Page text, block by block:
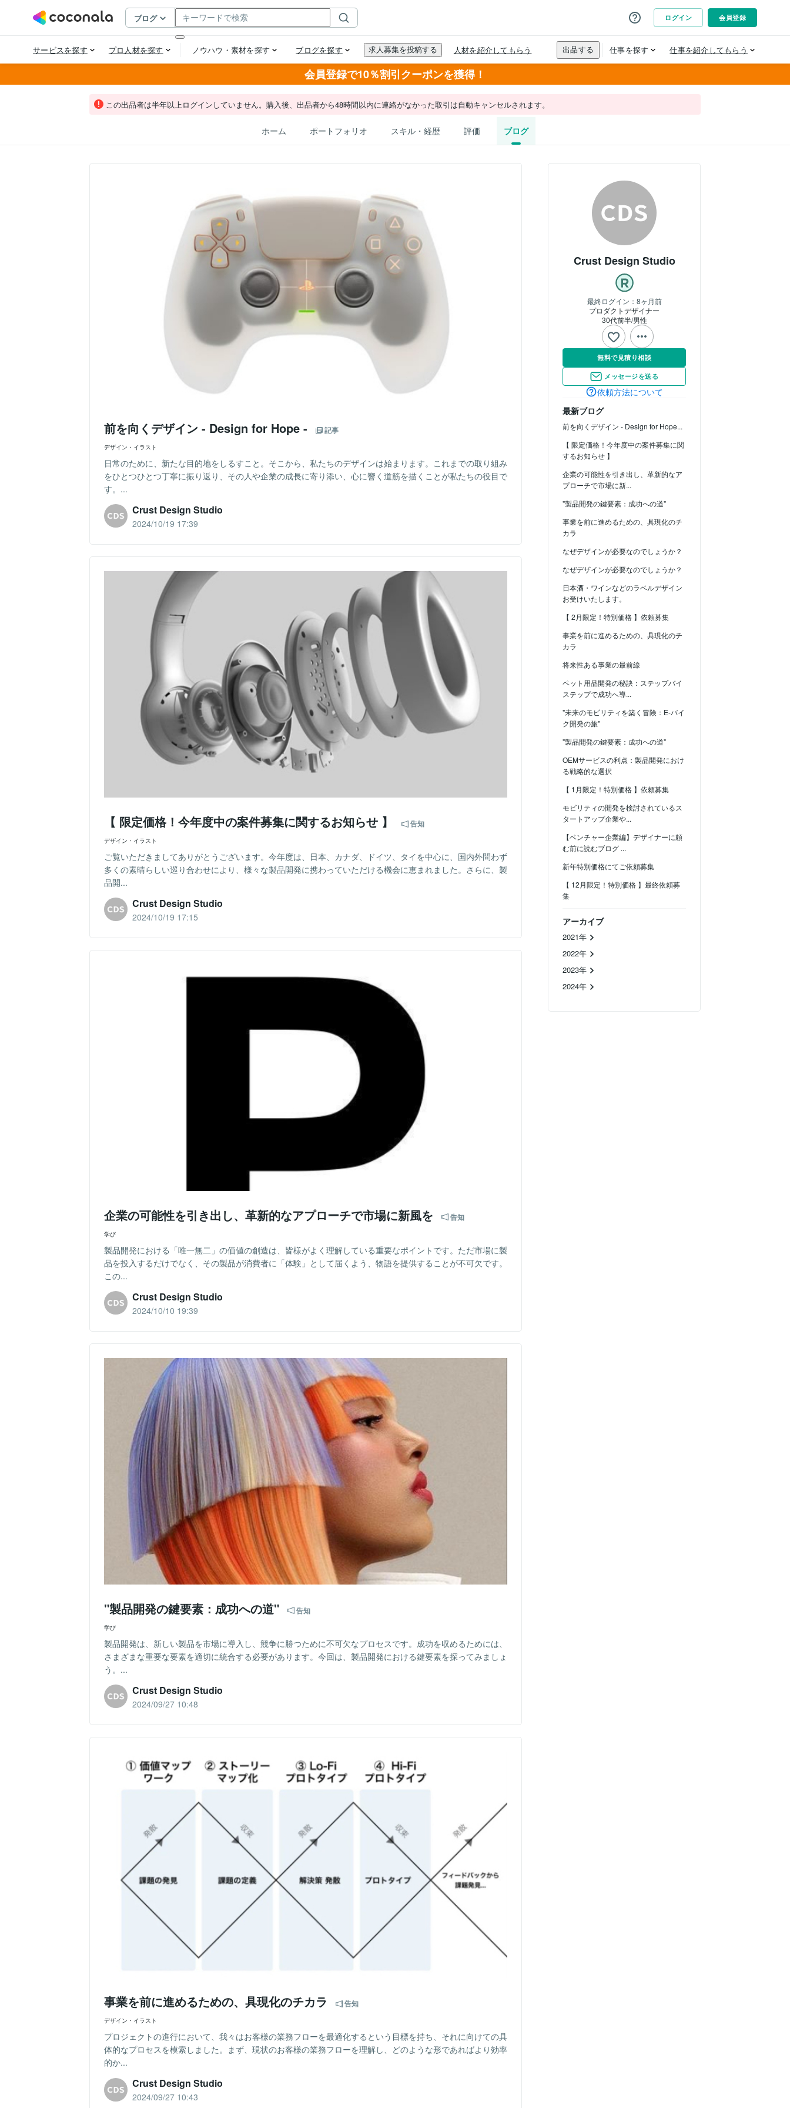
会員登録で10％割引クーポンを獲得！
この出品者は半年以上ログインしていません。購入後、出品者から48時間以内に連絡がなかった取引は自動キャンセルされます。
ホーム ポートフォリオ スキル・経歴 評価 ブログ
Crust Design Studio
最終ログイン： 8ヶ月前
プロダクトデザイナー
30代前半男性
無料で見積り相談
メッセージを送る
依頼方法について
最新ブログ
前を向くデザイン - Design for Hope...
【 限定価格！今年度中の案件募集に関
するお知らせ 】
企業の可能性を引き出し、革新的なア
プローチで市場に新...
"製品開発の鍵要素：成功への道"
事業を前に進めるための、具現化のチ
カラ
なぜデザインが必要なのでしょうか？
なぜデザインが必要なのでしょうか？
日本酒・ワインなどのラベルデザイン
お受けいたします。
【 2月限定！特別価格 】依頼募集
事業を前に進めるための、具現化のチ
カラ
将来性ある事業の最前線
ペット用品開発の秘訣：ステップバイ
ステップで成功へ導...
"未来のモビリティを築く冒険：E-バイ
ク開発の旅"
"製品開発の鍵要素：成功への道"
OEMサービスの利点：製品開発におけ
る戦略的な選択
【 1月限定！特別価格 】依頼募集
モビリティの開発を検討されているス
タートアップ企業や...
【ベンチャー企業編】デザイナーに頼
む前に読むブログ ...
新年特別価格にてご依頼募集
【 12月限定！特別価格 】最終依頼募
集
アーカイブ
2021年
2022年
2023年
2024年
前を向くデザイン - Design for Hope - 記事
デザイン・イラスト
日常のために、新たな目的地をしるすこと。そこから、私たちのデザインは始まります。これまでの取り組み
をひとつひとつ丁寧に振り返り、その人や企業の成長に寄り添い、心に響く道筋を描くことが私たちの役目で
す。...
Crust Design Studio
2024/10/19 17:39
【 限定価格！今年度中の案件募集に関するお知らせ 】 告知
デザイン・イラスト
ご覧いただきましてありがとうございます。今年度は、日本、カナダ、ドイツ、タイを中心に、国内外問わず
多くの素晴らしい巡り合わせにより、様々な製品開発に携わっていただける機会に恵まれました。さらに、製
品開...
Crust Design Studio
2024/10/19 17:15
企業の可能性を引き出し、革新的なアプローチで市場に新風を 告知
学び
製品開発における「唯一無二」の価値の創造は、皆様がよく理解している重要なポイントです。ただ市場に製
品を投入するだけでなく、その製品が消費者に「体験」として届くよう、物語を提供することが不可欠です。
この...
Crust Design Studio
2024/10/10 19:39
"製品開発の鍵要素：成功への道" 告知
学び
製品開発は、新しい製品を市場に導入し、競争に勝つために不可欠なプロセスです。成功を収めるためには、
さまざまな重要な要素を適切に統合する必要があります。今回は、製品開発における鍵要素を探ってみましょ
う。...
Crust Design Studio
2024/09/27 10:48
事業を前に進めるための、具現化のチカラ 告知
デザイン・イラスト
プロジェクトの進行において、我々はお客様の業務フローを最適化するという目標を持ち、それに向けての具
体的なプロセスを模索しました。まず、現状のお客様の業務フローを理解し、どのような形であればより効率
的か...
Crust Design Studio
2024/09/27 10:43